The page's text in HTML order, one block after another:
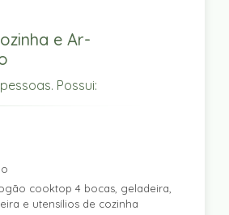
e Ar-
Possui:
cooktop 4 bocas, geladeira,
e utensílios de cozinha